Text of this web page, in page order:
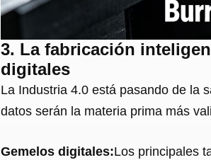
3. La fabricación
digitales
La Industria 4.0 está pasando de la
datos serán la materia prima más
Gemelos digitales:Los principales